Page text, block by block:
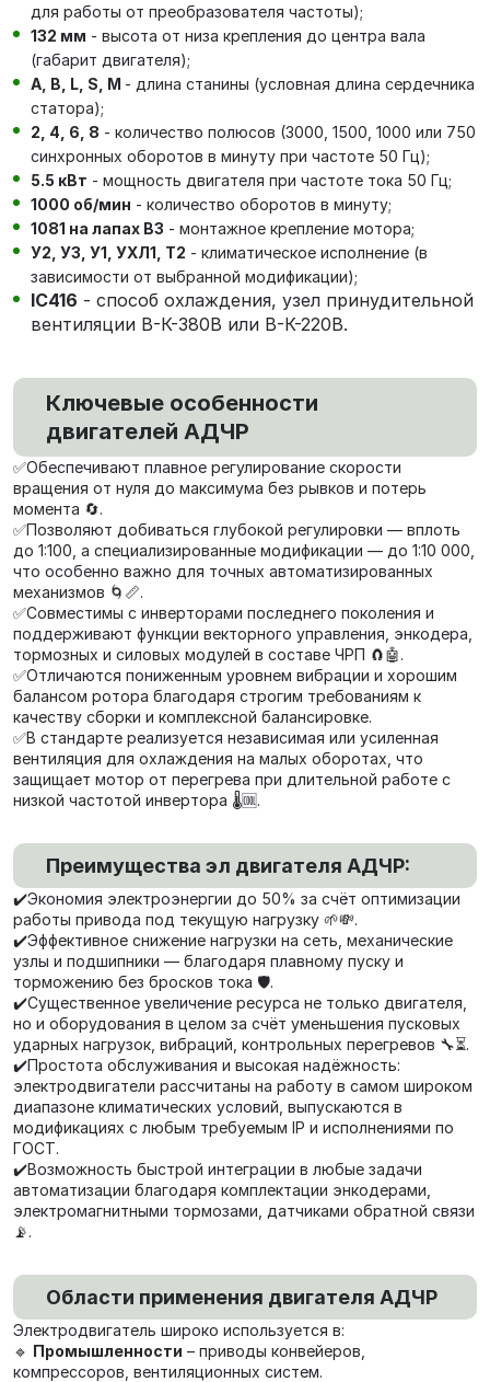
для работы от преобразователя частоты);
132 мм - высота от низа крепления до центра вала
(габарит двигателя);
А, В, L, S, М - длина станины (условная длина сердечника
статора);
2, 4, 6, 8 - количество полюсов (3000, 1500, 1000 или 750
синхронных оборотов в минуту при частоте 50 Гц);
5.5 кВт - мощность двигателя при частоте тока 50 Гц;
1000 об/мин - количество оборотов в минуту;
1081 на лапах В3 - монтажное крепление мотора;
У2, У3, У1, УХЛ1, Т2 - климатическое исполнение (в
зависимости от выбранной модификации);
IC416 - способ охлаждения, узел принудительной
вентиляции В-К-380В или В-К-220В.
Ключевые особенности
двигателей АДЧР
✅Обеспечивают плавное регулирование скорости
вращения от нуля до максимума без рывков и потерь
момента 🔄.
✅Позволяют добиваться глубокой регулировки — вплоть
до 1:100, а специализированные модификации — до 1:10 000,
что особенно важно для точных автоматизированных
механизмов 🌀📏.
✅Совместимы с инверторами последнего поколения и
поддерживают функции векторного управления, энкодера,
тормозных и силовых модулей в составе ЧРП 🧲🤖.
✅Отличаются пониженным уровнем вибрации и хорошим
балансом ротора благодаря строгим требованиям к
качеству сборки и комплексной балансировке.
✅В стандарте реализуется независимая или усиленная
вентиляция для охлаждения на малых оборотах, что
защищает мотор от перегрева при длительной работе с
низкой частотой инвертора 🌡️🆒.
Преимущества эл двигателя АДЧР:
✔️Экономия электроэнергии до 50% за счёт оптимизации
работы привода под текущую нагрузку 🌱💸.
✔️Эффективное снижение нагрузки на сеть, механические
узлы и подшипники — благодаря плавному пуску и
торможению без бросков тока 🛡️.
✔️Существенное увеличение ресурса не только двигателя,
но и оборудования в целом за счёт уменьшения пусковых
ударных нагрузок, вибраций, контрольных перегревов 🔧⏳.
✔️Простота обслуживания и высокая надёжность:
электродвигатели рассчитаны на работу в самом широком
диапазоне климатических условий, выпускаются в
модификациях с любым требуемым IP и исполнениями по
ГОСТ.
✔️Возможность быстрой интеграции в любые задачи
автоматизации благодаря комплектации энкодерами,
электромагнитными тормозами, датчиками обратной связи
📡.
Области применения двигателя АДЧР
Электродвигатель широко используется в:
🔹 Промышленности – приводы конвейеров,
компрессоров, вентиляционных систем.